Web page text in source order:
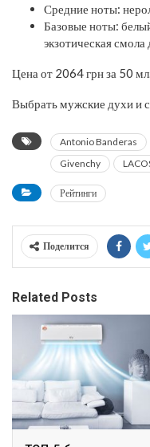
Средние ноты:
Базовые ноты:
экзотическая смола
Цена от 2064 грн за 50
Выбрать мужские духи и
Antonio Banderas
Givenchy
Рейтинги
Поделится
Related Posts